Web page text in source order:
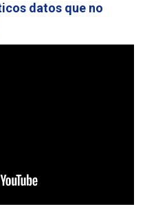
datos que no